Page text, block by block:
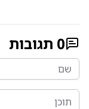
0 תגובות